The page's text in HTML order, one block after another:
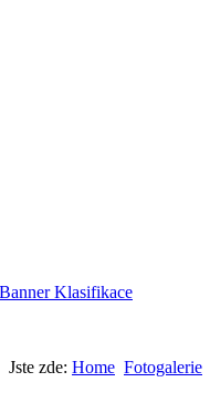
Jste zde: Home Fotogalerie